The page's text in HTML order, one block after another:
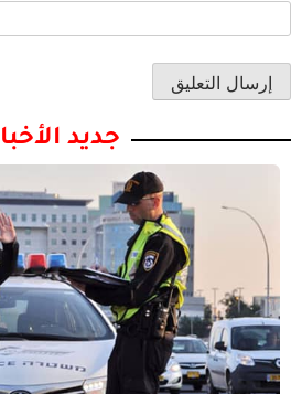
جديد